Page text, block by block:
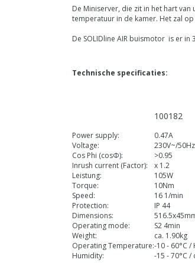
De Miniserver, die zit in het hart
temperatuur in de kamer. Het zal
De SOLIDline AIR buismotor is er
Technische specificaties:
100182
Power supply: 0.47A
Voltage:
230V~/50Hz
Cos Phi (cosΦ):
>0.95
Inrush current (Factor):
x 1.2
Leistung:
105W
Torque:
10Nm
Speed:
16 1/min
Protection:
IP 44
Dimensions:
Operating mode:
S2 4min
Weight:
ca. 1.90kg
Operating Temperature:-10 - 60°C
Humidity:
-15 -